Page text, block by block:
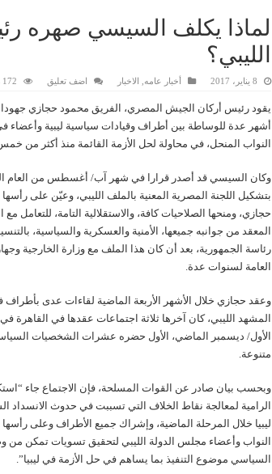
لماذا يكلف السيسي صهره
الليبي؟
8 يناير، 2017 أخبار عامه الاخبار اضف تعليق 172 زيارة
يقود رئيس أركان الجيش المصري، الفريق محمود حجازي
أشهر عدة للوساطة بين أطراف وقيادات سياسية ليبية
النواب المنحل، في محاولة لحل الأزمة القائمة منذ أكثر من
وكان السيسي قد أصدر قرارا في شهر آب/ أغسطس من العام
بتشكيل اللجنة المصرية المعنية بالملف الليبي، وعيّن على
حجازي، ومنحها الصلاحيات كافة، والاستقلالية التامة، للتعامل مع
المعقد من جوانبه جميعها، الأمنية والعسكرية والسياسية،
رئاسة الجمهورية، بعد أن كان هذا الملف مع وزارة الخارجية
العامة لسنوات عدة.
وعقد حجازي خلال الأشهر الأربعة الماضية لقاءات عدى بأطراف
المشهد الليبي، كان آخرها ثلاثة اجتماعات عقدها في القاهرة
الأول/ ديسمبر الماضي، الأول حضره عشرات الشخصيات
متنوعة.
وبحسب بيان صادر عن القوات المسلحة، فإن الاجتماع جاء
الرامية لمعالجة نقاط الخلاف التي تسببت في حدوث الانسداد
ليبيا خلال المرحلة الماضية، وإشراك جميع الأطراف وعلى
النواب وأعضاء مجلس الدولة الليبي لتحقيق تسويات تمكن من
السياسي موضوع التنفيذ بما يساهم في حل الأزمة في ليبيا”.